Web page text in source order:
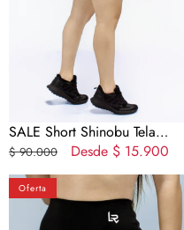
SALE Short Shinobu Tela
Gruesa MS
Precio
regular
$ 90.000
Precio
en
Desde $ 15.900
Short
Line
Oferta